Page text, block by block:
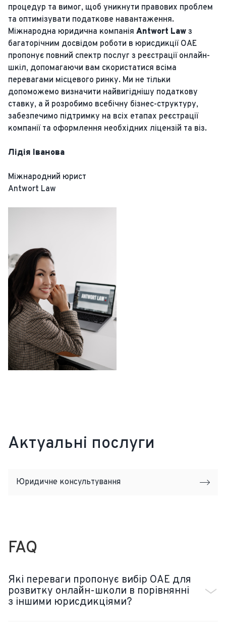
процедур та вимог, щоб уникнути правових проблем
та оптимізувати податкове навантаження.
Міжнародна юридична компанія Antwort Law з
багаторічним досвідом роботи в юрисдикції ОАЕ
пропонує повний спектр послуг з реєстрації онлайн-
шкіл, допомагаючи вам скористатися всіма
перевагами місцевого ринку. Ми не тільки
допоможемо визначити найвигіднішу податкову
ставку, а й розробимо всебічну бізнес-структуру,
забезпечимо підтримку на всіх етапах реєстрації
компанії та оформлення необхідних ліцензій та віз.
Лідія Іванова
Міжнародний юрист
Antwort Law
Актуальні послуги
Юридичне консультування
FAQ
Які переваги пропонує вибір ОАЕ для
розвитку онлайн-школи в порівнянні
з іншими юрисдикціями?